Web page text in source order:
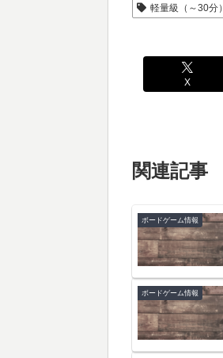
軽量級（～30分）
X
関連記事
ボードゲーム情報
ボードゲーム情報